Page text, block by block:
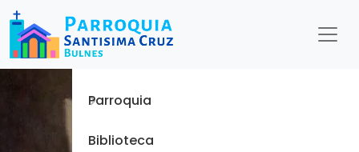
Menu
Inicio
Parroquia
Biblioteca